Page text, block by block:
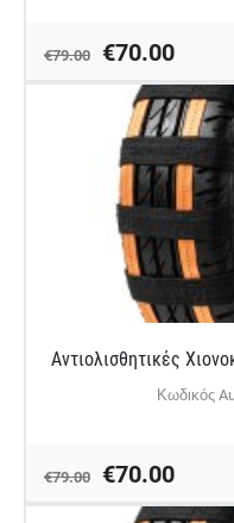
€79.00 €70.00
Αντιολισθητικές
Κωδικός
€79.00 €70.00